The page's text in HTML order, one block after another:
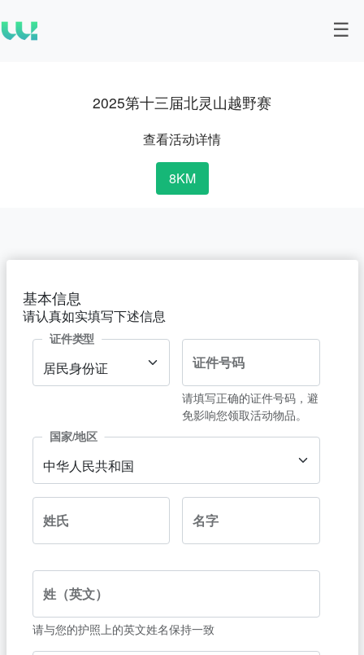
2025第十三届北灵山越野赛
查看活动详情
8KM
基本信息
请认真如实填写下述信息
居民身份证
证件类型
证件号码
请填写正确的证件号码，避
免影响您领取活动物品。
中华人民共和国
国家/地区
姓氏 名字
姓（英文）
请与您的护照上的英文姓名保持一致